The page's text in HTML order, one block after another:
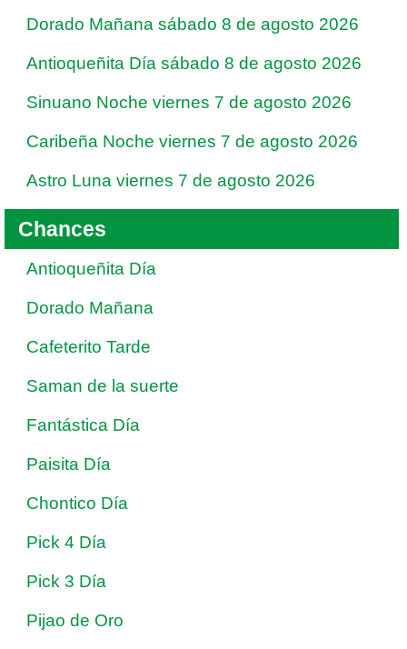
Dorado Mañana sábado 8 de agosto 2026
Antioqueñita Día sábado 8 de agosto 2026
Sinuano Noche viernes 7 de agosto 2026
Caribeña Noche viernes 7 de agosto 2026
Astro Luna viernes 7 de agosto 2026
Chances
Antioqueñita Día
Dorado Mañana
Cafeterito Tarde
Saman de la suerte
Fantástica Día
Paisita Día
Chontico Día
Pick 4 Día
Pick 3 Día
Pijao de Oro